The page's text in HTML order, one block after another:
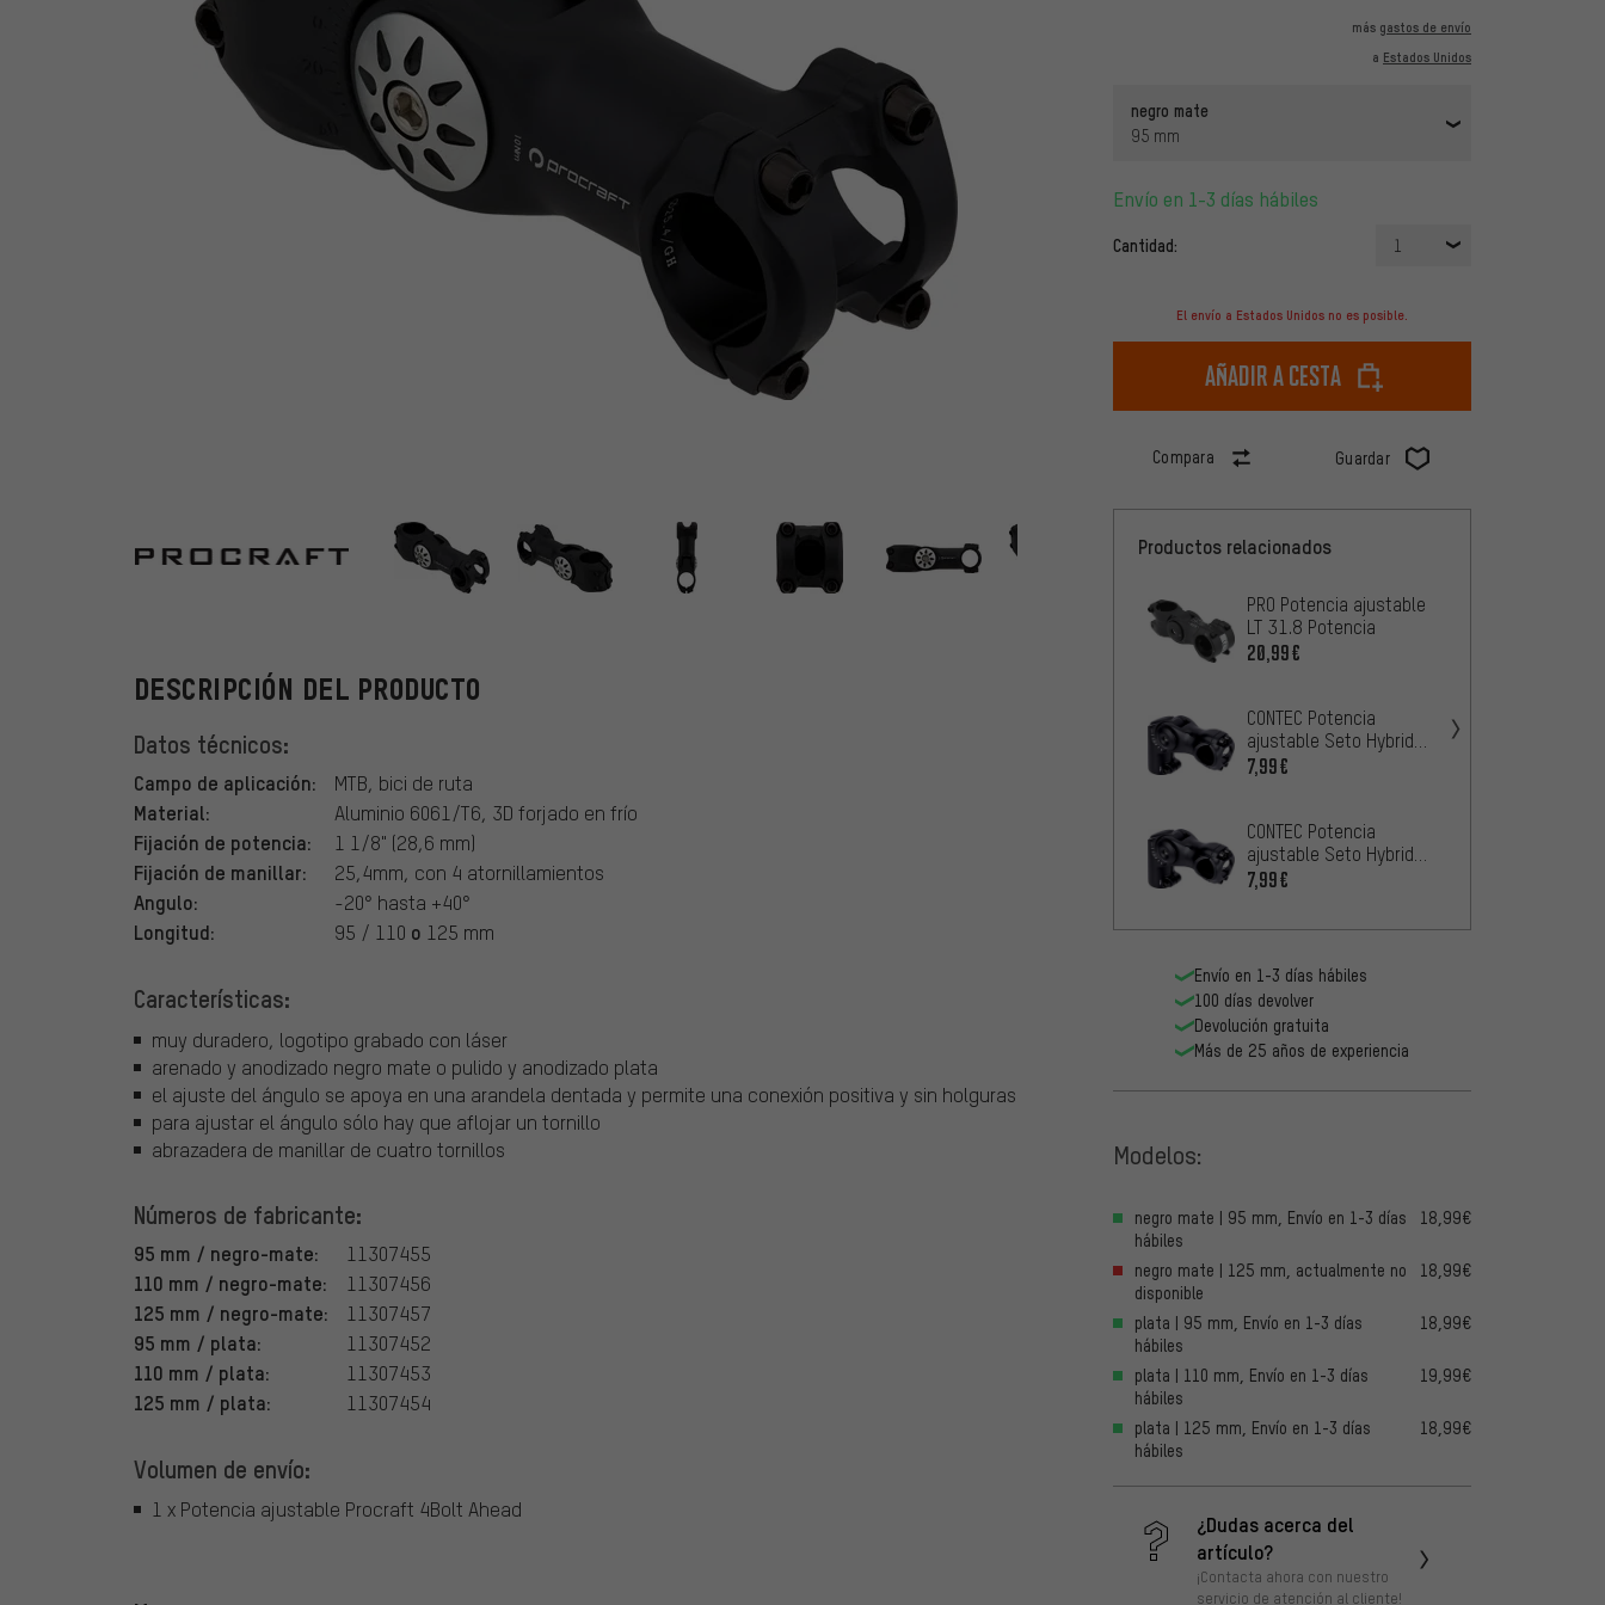
más gastos de envío
a Estados Unidos
negro mate
95 mm
Envío en 1-3 días hábiles
Cantidad: 1
El envío a Estados Unidos no es posible.
Añadir a cesta
Compara Guardar
Procraft
DESCRIPCIÓN DEL PRODUCTO
Datos técnicos:
Campo de aplicación: MTB, bici de ruta
Material: Aluminio 6061/T6, 3D forjado en frío
Fijación de potencia: 1 1/8" (28,6 mm)
Fijación de manillar: 25,4mm, con 4 atornillamientos
Angulo: -20° hasta +40°
Longitud: 95 / 110 o 125 mm
Características:
muy duradero, logotipo grabado con láser
arenado y anodizado negro mate o pulido y anodizado plata
el ajuste del ángulo se apoya en una arandela dentada y permite una conexión positiva y sin holguras
para ajustar el ángulo sólo hay que aflojar un tornillo
abrazadera de manillar de cuatro tornillos
Números de fabricante:
95 mm / negro-mate: 11307455
110 mm / negro-mate: 11307456
125 mm / negro-mate: 11307457
95 mm / plata: 11307452
110 mm / plata: 11307453
125 mm / plata: 11307454
Volumen de envío:
1 x Potencia ajustable Procraft 4Bolt Ahead
Productos relacionados
PRO Potencia ajustable
LT 31.8 Potencia
20,99€
CONTEC Potencia
ajustable Seto Hybrid
25,4 mm
7,99€
CONTEC Potencia
ajustable Seto Hybrid
31,8 mm
7,99€
Envío en 1-3 días hábiles
100 días devolver
Devolución gratuita
Más de 25 años de experiencia
Modelos:
negro mate | 95 mm, Envío en 1-3 días
hábiles
18,99€
negro mate | 125 mm, actualmente no
disponible
18,99€
plata | 95 mm, Envío en 1-3 días
hábiles
18,99€
plata | 110 mm, Envío en 1-3 días
hábiles
19,99€
plata | 125 mm, Envío en 1-3 días
hábiles
18,99€
¿Dudas acerca del
artículo?
¡Contacta ahora con nuestro
servicio de atención al cliente!